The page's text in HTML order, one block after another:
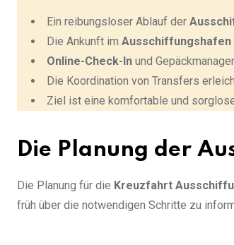
Ein reibungsloser Ablauf der
Die Ankunft im Ausschiffungshafen
Online-Check-In und
Die Koordination von Transfers
Ziel ist eine komfortable und
Die Planung der
Die Planung für die Kreuzfahrt
früh über die notwendigen Schritte zu